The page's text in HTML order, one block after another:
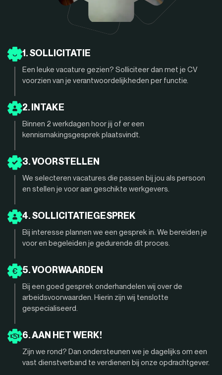
1. SOLLICITATIE
Een leuke vacature gezien? Solliciteer dan met je CV
voorzien van je verantwoordelijkheden per functie.
2. INTAKE
Binnen 2 werkdagen hoor jij of er een
kennismakingsgesprek plaatsvindt.
3. VOORSTELLEN
We selecteren vacatures die passen bij jou als persoon
en stellen je voor aan geschikte werkgevers.
4. SOLLICITATIEGESPREK
Bij interesse plannen we een gesprek in. We bereiden je
voor en begeleiden je gedurende dit proces.
5. VOORWAARDEN
Bij een goed gesprek onderhandelen wij over de
arbeidsvoorwaarden. Hierin zijn wij tenslotte
gespecialiseerd.
6. AAN HET WERK!
Zijn we rond? Dan ondersteunen we je dagelijks om een
vast dienstverband te verdienen bij onze opdrachtgever.